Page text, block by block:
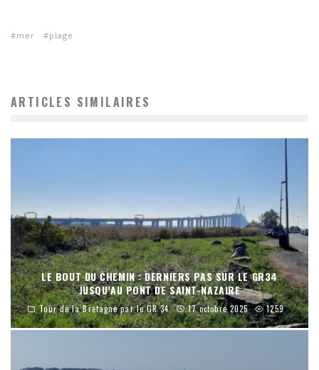
mer plage
ARTICLES SIMILAIRES
LE BOUT DU CHEMIN : DERNIERS PAS SUR LE GR34
JUSQU’AU PONT DE SAINT-NAZAIRE
Tour de la Bretagne par le GR 34 17 octobre 2025 1259